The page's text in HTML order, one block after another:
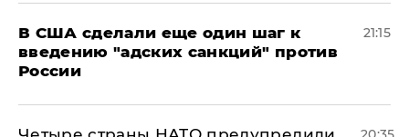
В США сделали еще один шаг к
введению "адских санкций" против
России
21:15